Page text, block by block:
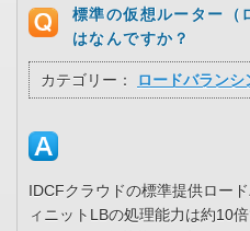
標準の仮想ルーター（
はなんですか？
カテゴリー： ロードバランシ
IDCFクラウドの標準提供ロー
ィニットLBの処理能力は約10倍